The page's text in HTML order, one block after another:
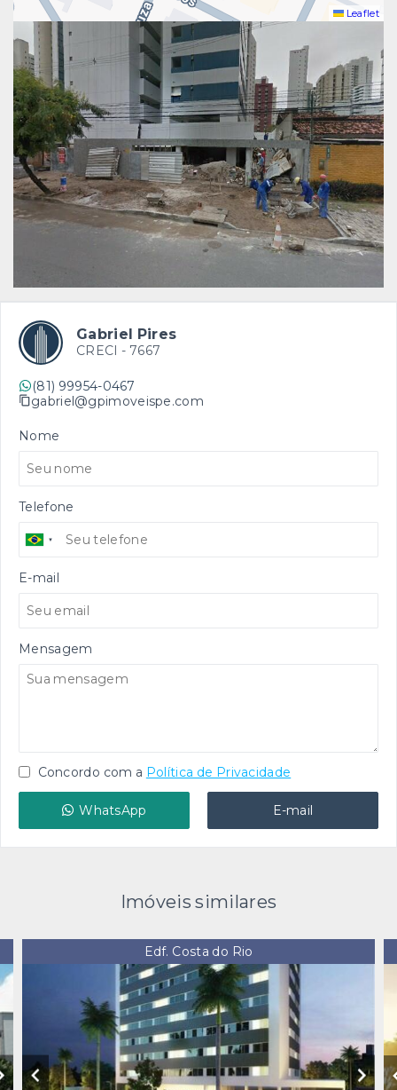
Leaflet
Gabriel Pires
CRECI - 7667
(81) 99954-0467
gabriel@gpimoveispe.com
Nome
Telefone
E-mail
Mensagem
Concordo com a Política de Privacidade
WhatsApp E-mail
Imóveis similares
Edf. Costa do Rio